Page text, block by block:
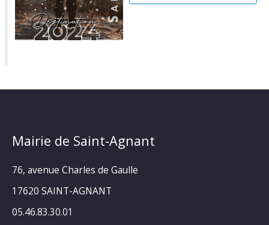
Mairie de Saint-Agnant
76, avenue Charles de Gaulle
17620 SAINT-AGNANT
05.46.83.30.01